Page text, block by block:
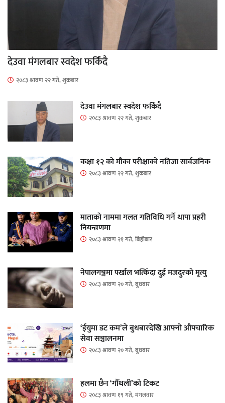
देउवा मंगलबार स्वदेश फर्किंदै
२०८३ श्रावण २२ गते, शुक्रबार
देउवा मंगलबार स्वदेश फर्किंदै
२०८३ श्रावण २२ गते, शुक्रबार
कक्षा १२ को मौका परीक्षाको नतिजा सार्वजनिक
२०८३ श्रावण २२ गते, शुक्रबार
माताकाे नाममा गलत गतिविधि गर्ने थापा प्रहरी
नियन्त्रणमा
२०८३ श्रावण २१ गते, बिहीबार
नेपालगञ्जमा पर्खाल भत्किँदा दुई मजदुरको मृत्यु
२०८३ श्रावण २० गते, बुधबार
‘ईयुमा डट कम’ले बुधबारदेखि आफ्नो औपचारिक
सेवा सञ्चालनमा
२०८३ श्रावण २० गते, बुधबार
हलमा छैन ‘गौँथली’को टिकट
२०८३ श्रावण १९ गते, मंगलवार